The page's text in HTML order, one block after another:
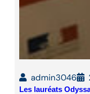
admin3046
Les lauréats